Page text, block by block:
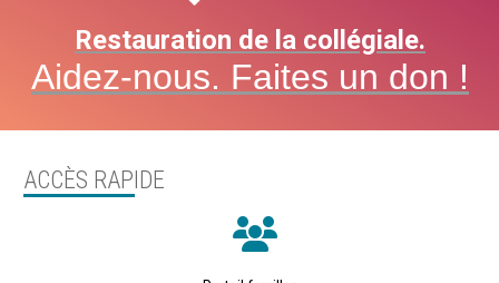
Restauration de la collégiale.
Aidez-nous. Faites un don !
ACCÈS RAPIDE